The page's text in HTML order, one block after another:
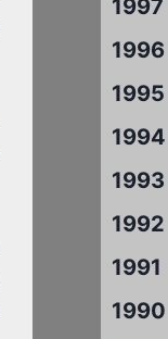
1997
1996
1995
1994
1993
1992
1991
1990